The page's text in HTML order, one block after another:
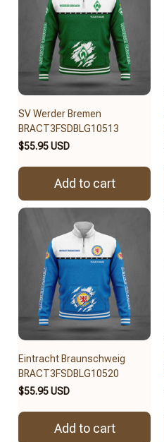
SV Werder Bremen
BRACT3FSDBLG10513
$55.95 USD
Add to cart
Eintracht Braunschweig
BRACT3FSDBLG10520
$55.95 USD
Add to cart